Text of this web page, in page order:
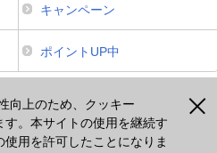
向上のため、クッキー
す。本サイトの使用を継続す
用を許可したことになりま
キャンペーン
ポイントUP中
キュリティポリシー cookie等の使用について